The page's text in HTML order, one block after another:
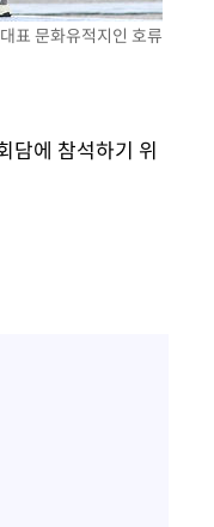
표 문화유적지인 호류
담에 참석하기 위